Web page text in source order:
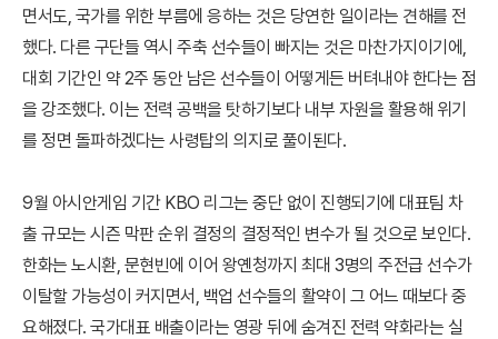
면서도, 국가를 위한 부름에 응하는 것은 당연한 일이라는 견해를 전
했다. 다른 구단들 역시 주축 선수들이 빠지는 것은 마찬가지이기에,
대회 기간인 약 2주 동안 남은 선수들이 어떻게든 버텨내야 한다는 점
을 강조했다. 이는 전력 공백을 탓하기보다 내부 자원을 활용해 위기
를 정면 돌파하겠다는 사령탑의 의지로 풀이된다.
9월 아시안게임 기간 KBO 리그는 중단 없이 진행되기에 대표팀 차
출 규모는 시즌 막판 순위 결정의 결정적인 변수가 될 것으로 보인다.
한화는 노시환, 문현빈에 이어 왕옌청까지 최대 3명의 주전급 선수가
이탈할 가능성이 커지면서, 백업 선수들의 활약이 그 어느 때보다 중
요해졌다. 국가대표 배출이라는 영광 뒤에 숨겨진 전력 약화라는 실